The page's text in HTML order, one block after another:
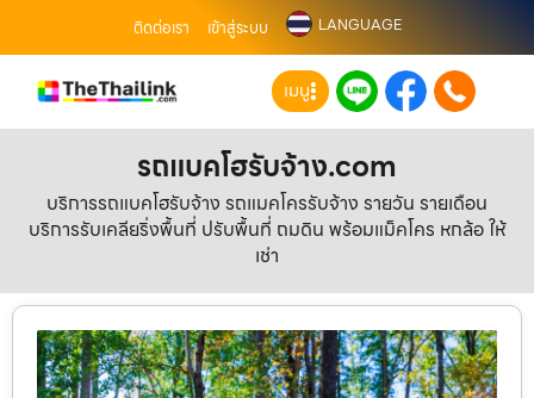
ติดต่อเรา เข้าสู่ระบบ LANGUAGE
เมนู
รถแบคโฮรับจ้าง.com
บริการรถแบคโฮรับจ้าง รถแมคโครรับจ้าง รายวัน รายเดือน
บริการรับเคลียริ่งพื้นที่ ปรับพื้นที่ ถมดิน พร้อมแม็คโคร หกล้อ ให้
เช่า